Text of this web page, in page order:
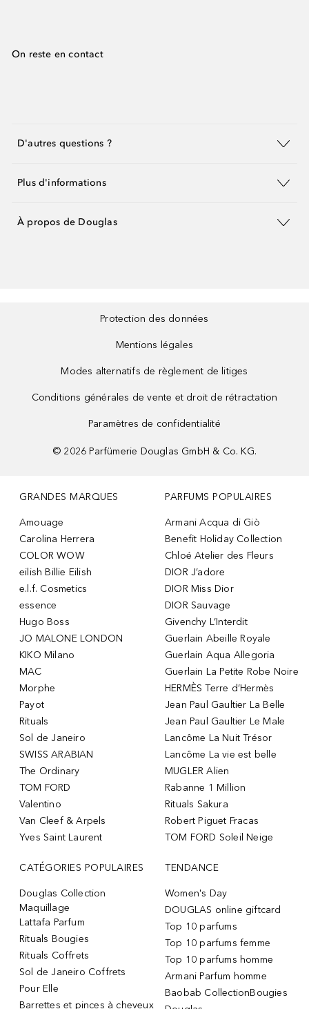
On reste en contact
D'autres questions ?
Plus d'informations
À propos de Douglas
Protection des données
Mentions légales
Modes alternatifs de règlement de litiges
Conditions générales de vente et droit de rétractation
Paramètres de confidentialité
© 2026 Parfümerie Douglas GmbH & Co. KG.
GRANDES MARQUES
Amouage
Carolina Herrera
COLOR WOW
eilish Billie Eilish
e.l.f. Cosmetics
essence
Hugo Boss
JO MALONE LONDON
KIKO Milano
MAC
Morphe
Payot
Rituals
Sol de Janeiro
SWISS ARABIAN
The Ordinary
TOM FORD
Valentino
Van Cleef & Arpels
Yves Saint Laurent
PARFUMS POPULAIRES
Armani Acqua di Giò
Benefit Holiday Collection
Chloé Atelier des Fleurs
DIOR J’adore
DIOR Miss Dior
DIOR Sauvage
Givenchy L’Interdit
Guerlain Abeille Royale
Guerlain Aqua Allegoria
Guerlain La Petite Robe Noire
HERMÈS Terre d’Hermès
Jean Paul Gaultier La Belle
Jean Paul Gaultier Le Male
Lancôme La Nuit Trésor
Lancôme La vie est belle
MUGLER Alien
Rabanne 1 Million
Rituals Sakura
Robert Piguet Fracas
TOM FORD Soleil Neige
CATÉGORIES POPULAIRES
Douglas Collection
Maquillage
Lattafa Parfum
Rituals Bougies
Rituals Coffrets
Sol de Janeiro Coffrets
Pour Elle
Barrettes et pinces à cheveux
TENDANCE
Women's Day
DOUGLAS online giftcard
Top 10 parfums
Top 10 parfums femme
Top 10 parfums homme
Armani Parfum homme
Baobab CollectionBougies